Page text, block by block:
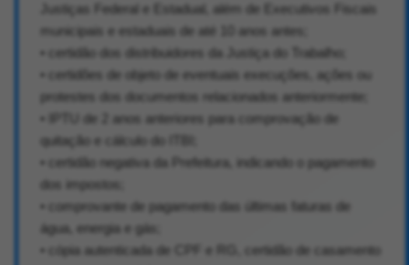
Justiças Federal e Estadual, além de Executivos Fiscais
municipais e estaduais de até 10 anos antes;
• certidão dos distribuidores da Justiça do Trabalho;
• certidões de objeto de eventuais execuções, ações ou
protestes dos documentos relacionados anteriormente;
• IPTU de 2 anos anteriores para comprovação de
quitação e cálculo do ITBI;
• certidão negativa da Prefeitura, indicando o pagamento
dos impostos;
• comprovante de pagamento das últimas faturas de
água, energia e gás;
• cópia autenticada de CPF e RG, certidão de casamento